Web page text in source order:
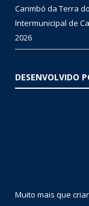
Carimbó da Terra
Intermunicipal de
2026
DESENVOLVIDO
Muito mais que